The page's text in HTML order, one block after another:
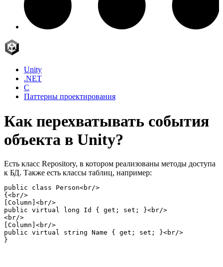
Unity
.NET
C
Паттерны проектирования
Как перехватывать события
объекта в Unity?
Есть класс Repository, в котором реализованы методы доступа
к БД. Также есть классы таблиц, например:
public class Person<br/>
{<br/>
[Column]<br/>
public virtual long Id { get; set; }<br/>
<br/>
[Column]<br/>
public virtual string Name { get; set; }<br/>
}